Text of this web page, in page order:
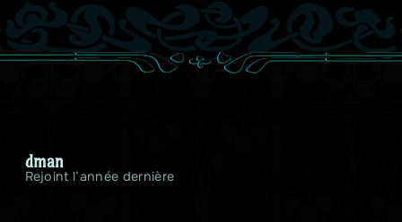
dman
Rejoint l’année dernière